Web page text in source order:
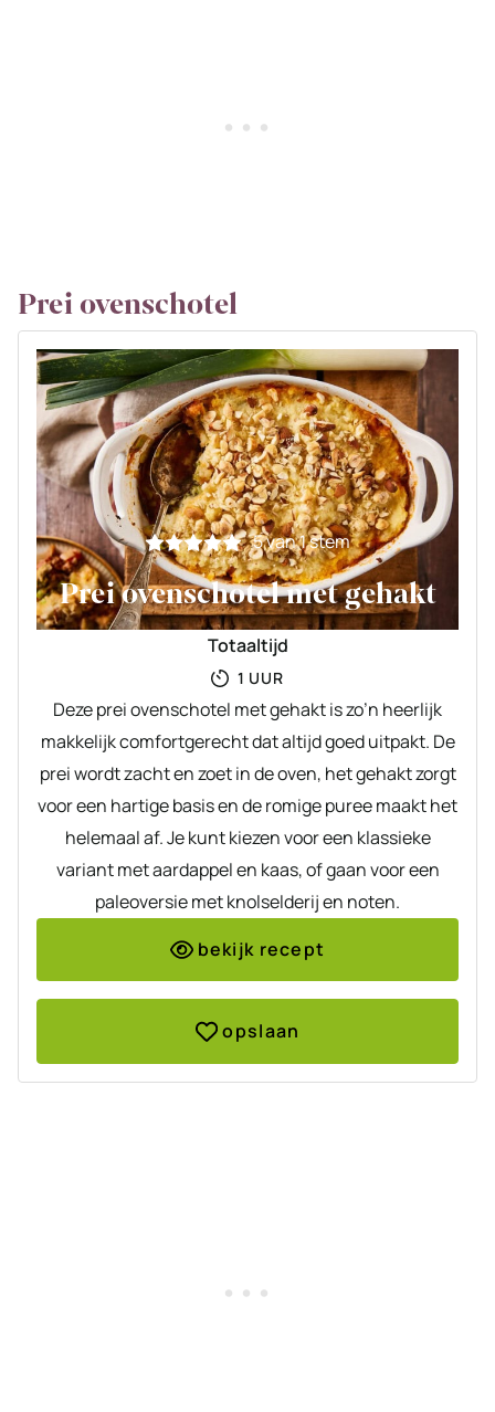
Prei ovenschotel
5van 1 stem
Prei ovenschotel met gehakt
Totaaltijd
1 UUR
UUR
Deze prei ovenschotel met gehakt is zo’n heerlijk
makkelijk comfortgerecht dat altijd goed uitpakt. De
prei wordt zacht en zoet in de oven, het gehakt zorgt
voor een hartige basis en de romige puree maakt het
helemaal af. Je kunt kiezen voor een klassieke
variant met aardappel en kaas, of gaan voor een
paleoversie met knolselderij en noten.
bekijk recept
opslaan